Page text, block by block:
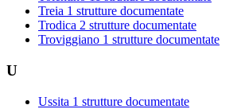
Treia 1 strutture documentate
Trodica 2 strutture documentate
Troviggiano 1 strutture documentate
U
Ussita 1 strutture documentate